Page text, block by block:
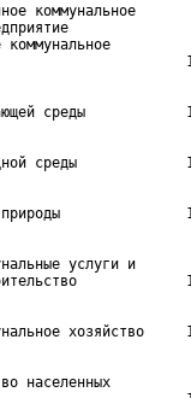
коммунальное
коммунальное
услуги и
населенных